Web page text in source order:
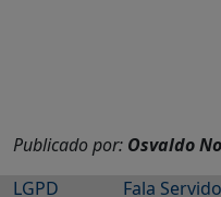
Publicado por: Osvaldo
LGPD
Fala